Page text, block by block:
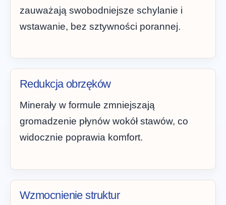
zauważają swobodniejsze schylanie i
wstawanie, bez sztywności porannej.
Redukcja obrzęków
Minerały w formule zmniejszają
gromadzenie płynów wokół stawów, co
widocznie poprawia komfort.
Wzmocnienie struktur